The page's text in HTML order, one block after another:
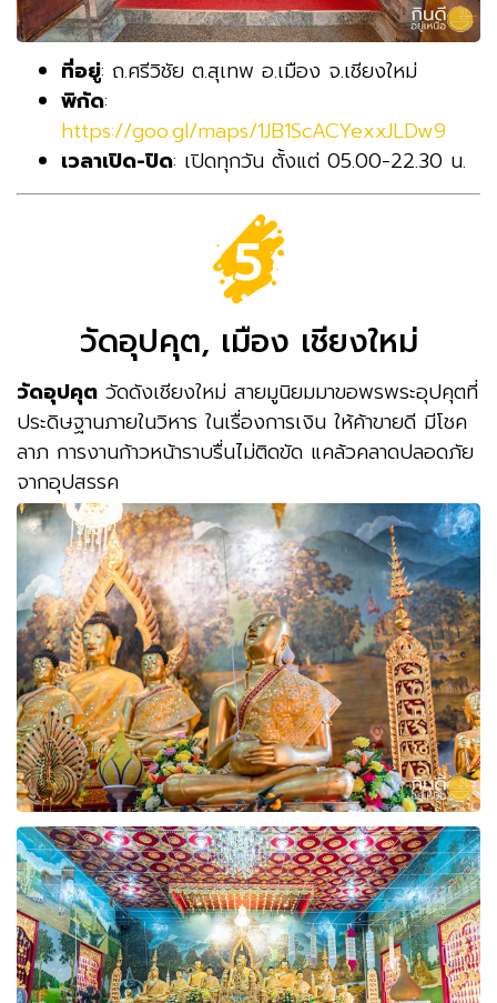
ที่อยู่: ถ.ศรีวิชัย ต.สุเทพ อ.เมือง จ.เชียงใหม่
พิกัด:
https://goo.gl/maps/1JB1ScACYexxJLDw9
เวลาเปิด-ปิด: เปิดทุกวัน ตั้งแต่ 05.00-22.30 น.
วัดอุปคุต, เมือง เชียงใหม่
วัดอุปคุต วัดดังเชียงใหม่ สายมูนิยมมาขอพรพระอุปคุตที่
ประดิษฐานภายในวิหาร ในเรื่องการเงิน ให้ค้าขายดี มีโชค
ลาภ การงานก้าวหน้าราบรื่นไม่ติดขัด แคล้วคลาดปลอดภัย
จากอุปสรรค